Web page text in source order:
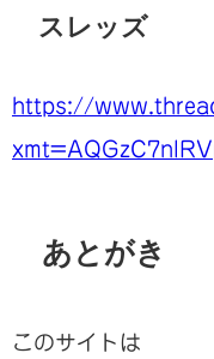
スレッズ
https://
あとがき
このサイトは